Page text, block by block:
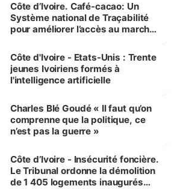
Côte d’Ivoire. Café-cacao: Un
Système national de Traçabilité
pour améliorer l’accès au marché
Côte d'Ivoire - Etats-Unis : Trente
jeunes Ivoiriens formés à
l'intelligence artificielle
Charles Blé Goudé « Il faut qu’on
comprenne que la politique, ce
n’est pas la guerre »
Côte d’Ivoire - Insécurité foncière.
Le Tribunal ordonne la démolition
de 1 405 logements inaugurés